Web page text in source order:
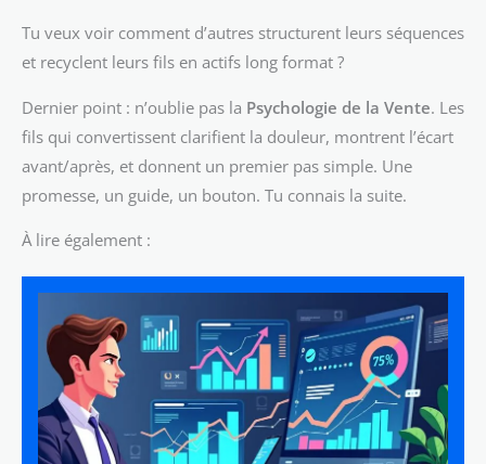
Tu veux voir comment d’autres structurent leurs séquences
et recyclent leurs fils en actifs long format ?
Dernier point : n’oublie pas la Psychologie de la Vente. Les
fils qui convertissent clarifient la douleur, montrent l’écart
avant/après, et donnent un premier pas simple. Une
promesse, un guide, un bouton. Tu connais la suite.
À lire également :